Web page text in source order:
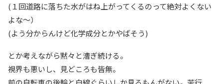
(１回道路に落ちた水がはね上がってくるのって絶対よくない
よな～）
(よう分からんけど化学成分とかやばそう)
とか考えながら黙々と漕ぎ続ける。
視界も悪いし、見どころも皆無。